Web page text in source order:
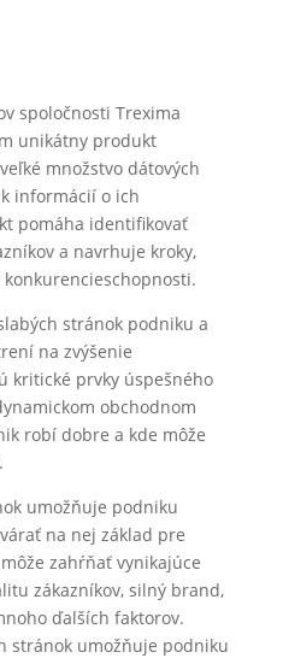
spoločnosti Trexima
unikátny produkt
množstvo dátových
informácií o ich
pomáha identifikovať
a navrhuje kroky,
stránok podniku a
na zvýšenie
kritické prvky úspešného
obchodnom
robí dobre a kde môže
umožňuje podniku
na nej základ pre
zahŕňať vynikajúce
zákazníkov, silný brand,
ďalších faktorov.
stránok umožňuje podniku